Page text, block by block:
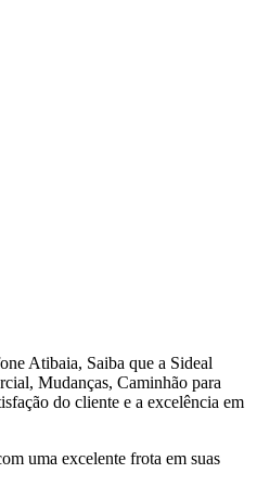
Atibaia, Saiba que a Sideal
Mudanças, Caminhão para
do cliente e a excelência em
uma excelente frota em suas